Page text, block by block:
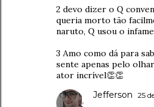
2 devo dizer o Q
queria morto tão
naruto, Q usou o
3 Amo como dá para
sente apenas pelo
ator incrível👏👏
Jefferson 25